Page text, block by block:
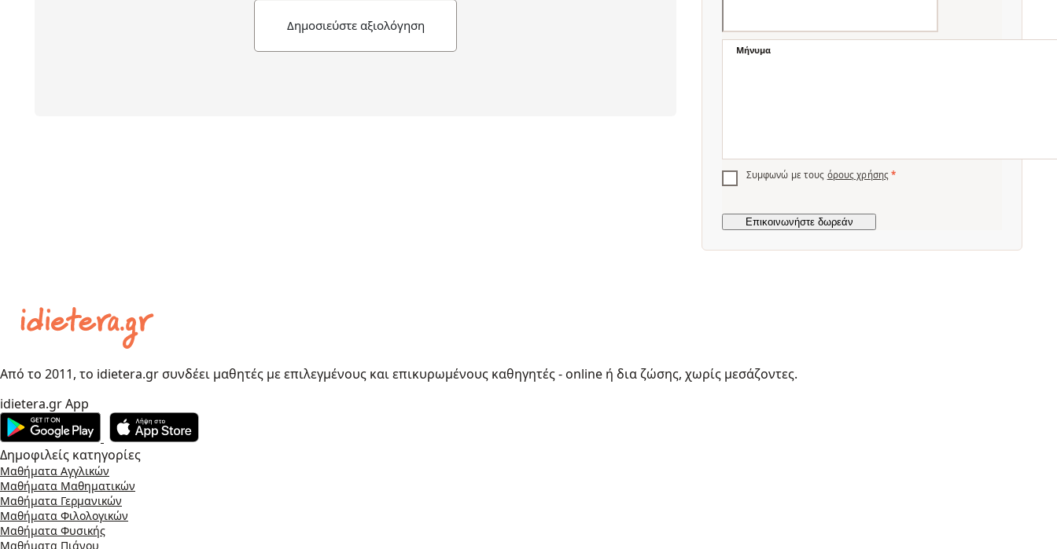
Δημοσιεύστε αξιολόγηση
Μήνυμα
Συμφωνώ με τους όρους χρήσης *
Από το 2011, το idietera.gr συνδέει μαθητές με επιλεγμένους και επικυρωμένους καθηγητές - online ή δια ζώσης, χωρίς μεσάζοντες.
idietera.gr App
Δημοφιλείς κατηγορίες
Μαθήματα Αγγλικών
Μαθήματα Μαθηματικών
Μαθήματα Γερμανικών
Μαθήματα Φιλολογικών
Μαθήματα Φυσικής
Μαθήματα Πιάνου